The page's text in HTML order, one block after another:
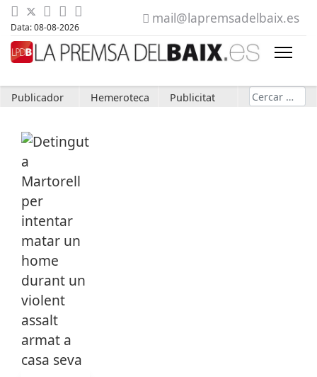
Data: 08-08-2026
mail@lapremsadelbaix.es
Publicador Hemeroteca Publicitat Cerca